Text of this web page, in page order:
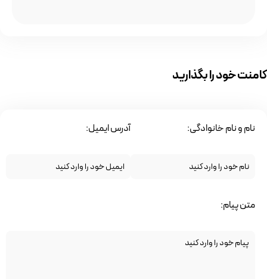
کامنت خود را بگذارید
نام و نام خانوادگی: آدرس ایمیل:
متن پیام: